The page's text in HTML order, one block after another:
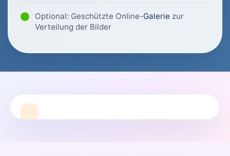
Optional: Geschützte Online-Galerie zur
Verteilung der Bilder